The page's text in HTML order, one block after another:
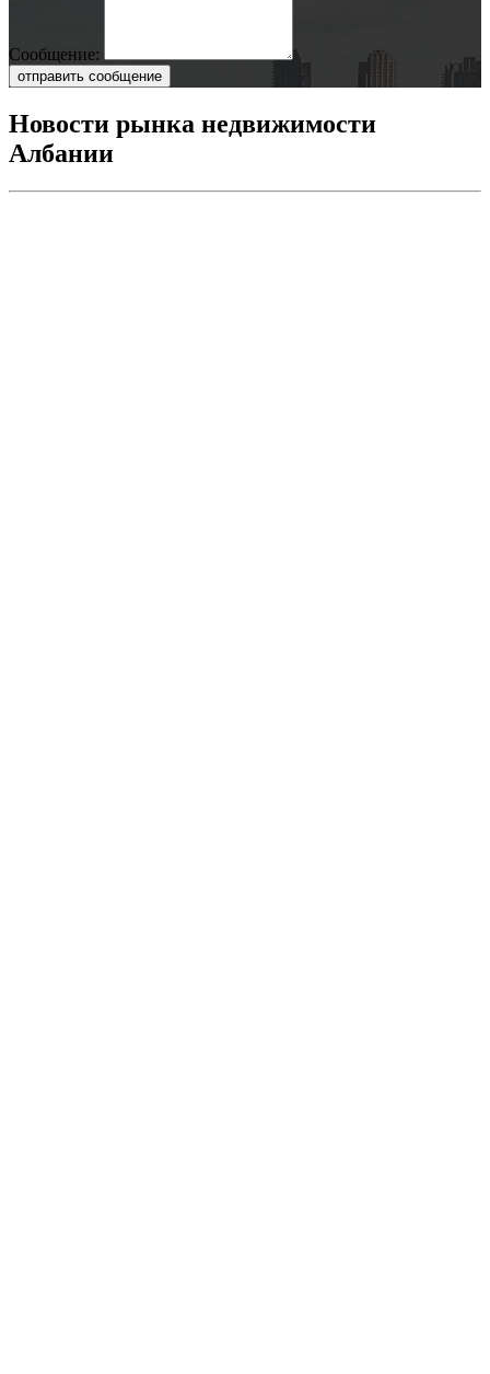
Сообщение:
отправить сообщение
Новости рынка недвижимости
Албании